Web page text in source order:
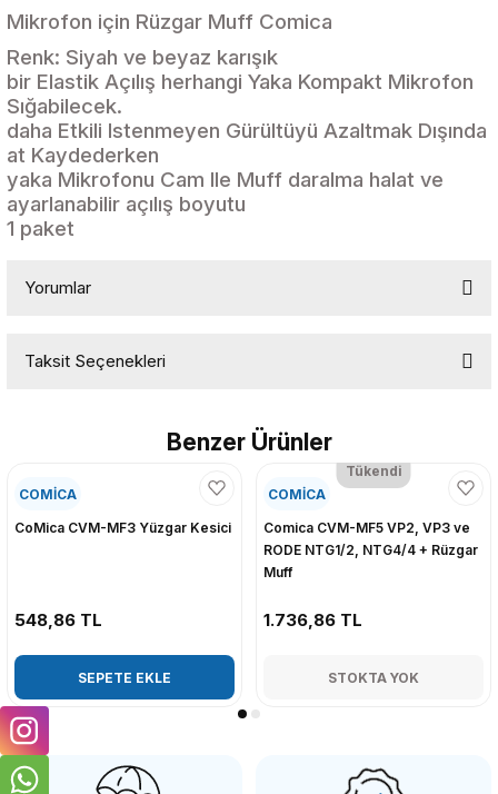
Mikrofon için Rüzgar Muff Comica
Renk: Siyah ve beyaz karışık
bir Elastik Açılış herhangi Yaka Kompakt Mikrofon
Sığabilecek.
daha Etkili Istenmeyen Gürültüyü Azaltmak Dışında
at Kaydederken
yaka Mikrofonu Cam Ile Muff daralma halat ve
ayarlanabilir açılış boyutu
1 paket
Yorumlar
Yorum Yaz
Taksit Seçenekleri
Benzer Ürünler
COMİCA
CoMica CVM-MF3 Yüzgar Kesici
548,86 TL
SEPETE EKLE
Tükendi
COMİCA
Comica CVM-MF5 VP2, VP3 ve
RODE NTG1/2, NTG4/4 + Rüzgar
Muff
1.736,86 TL
STOKTA YOK